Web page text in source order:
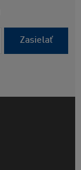
Zasielať